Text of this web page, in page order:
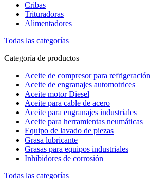
Cribas
Trituradoras
Alimentadores
Todas las categorías
Categoría de productos
Aceite de compresor para refrigeración
Aceite de engranajes automotrices
Aceite motor Diesel
Aceite para cable de acero
Aceite para engranajes industriales
Aceite para herramientas neumáticas
Equipo de lavado de piezas
Grasa lubricante
Grasas para equipos industriales
Inhibidores de corrosión
Todas las categorías